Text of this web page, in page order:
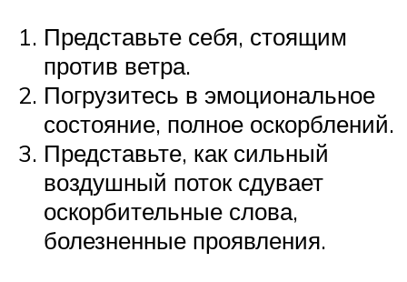
Представьте себя, стоящим
против ветра.
Погрузитесь в эмоциональное
состояние, полное оскорблений.
Представьте, как сильный
воздушный поток сдувает
оскорбительные слова,
болезненные проявления.